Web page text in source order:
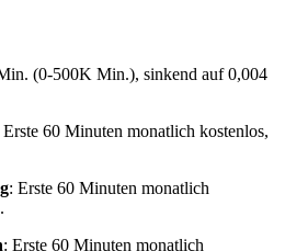
(0-500K Min.), sinkend auf 0,004
Erste 60 Minuten monatlich kostenlos,
: Erste 60 Minuten monatlich
: Erste 60 Minuten monatlich